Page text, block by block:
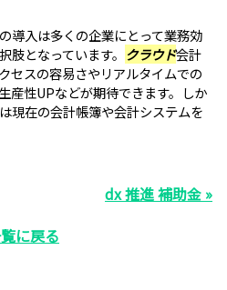
導入は多くの企業にとって業務効
肢となっています。 クラウド会計
セスの容易さやリアルタイムでの
産性UPなどが期待できます。しか
現在の会計帳簿や会計システムを
dx 推進 補助金 »
に戻る